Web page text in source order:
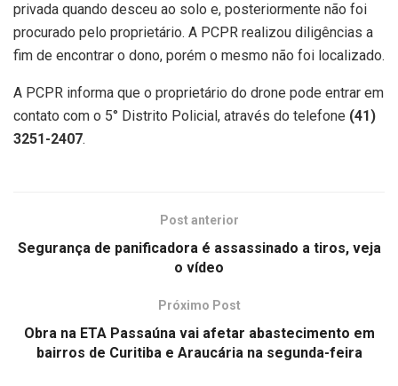
privada quando desceu ao solo e, posteriormente não foi
procurado pelo proprietário. A PCPR realizou diligências a
fim de encontrar o dono, porém o mesmo não foi localizado.
A PCPR informa que o proprietário do drone pode entrar em
contato com o 5° Distrito Policial, através do telefone (41)
3251-2407.
Post anterior
Segurança de panificadora é assassinado a tiros, veja
o vídeo
Próximo Post
Obra na ETA Passaúna vai afetar abastecimento em
bairros de Curitiba e Araucária na segunda-feira